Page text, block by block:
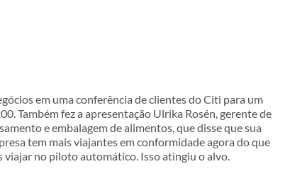
em uma conferência de clientes do Citi para um
Também fez a apresentação Ulrika Rosén, gerente de
e embalagem de alimentos, que disse que sua
tem mais viajantes em conformidade agora do que
viajar no piloto automático. Isso atingiu o alvo.